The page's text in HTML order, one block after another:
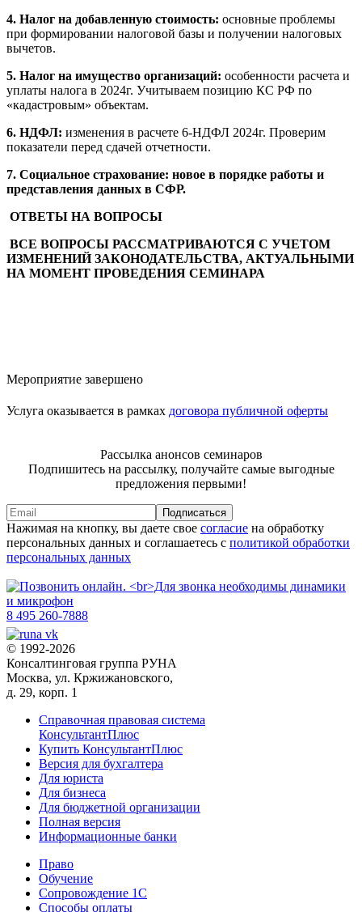
4. Налог на добавленную стоимость: основные проблемы
при формировании налоговой базы и получении налоговых
вычетов.
5. Налог на имущество организаций: особенности расчета и
уплаты налога в 2024г. Учитываем позицию КС РФ по
«кадастровым» объектам.
6. НДФЛ: изменения в расчете 6-НДФЛ 2024г. Проверим
показатели перед сдачей отчетности.
7. Социальное страхование: новое в порядке работы и
представления данных в СФР.
ОТВЕТЫ НА ВОПРОСЫ
ВСЕ ВОПРОСЫ РАССМАТРИВАЮТСЯ С УЧЕТОМ
ИЗМЕНЕНИЙ ЗАКОНОДАТЕЛЬСТВА, АКТУАЛЬНЫМИ
НА МОМЕНТ ПРОВЕДЕНИЯ СЕМИНАРА
Мероприятие завершено
Услуга оказывается в рамках договора публичной оферты
Рассылка анонсов семинаров
Подпишитесь на рассылку, получайте самые выгодные
предложения первыми!
Подписаться
Нажимая на кнопку, вы даете свое согласие на обработку
персональных данных и соглашаетесь с политикой обработки
персональных данных
8 495 260-7888
© 1992-2026
Консалтинговая группа РУНА
Москва, ул. Кржижановского,
д. 29, корп. 1
Справочная правовая система
КонсультантПлюс
Купить КонсультантПлюс
Версия для бухгалтера
Для юриста
Для бизнеса
Для бюджетной организации
Полная версия
Информационные банки
Право
Обучение
Сопровождение 1С
Способы оплаты